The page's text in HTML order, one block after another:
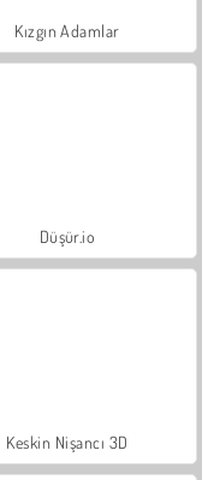
Kızgın Adamlar
Düşür.io
Keskin Nişancı 3D